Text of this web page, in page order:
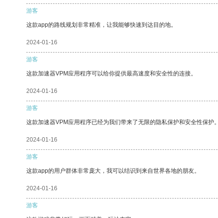
游客
这款app的路线规划非常精准，让我能够快速到达目的地。
2024-01-16
游客
这款加速器VPM应用程序可以给你提供最高速度和安全性的连接。
2024-01-16
游客
这款加速器VPM应用程序已经为我们带来了无限的隐私保护和安全性保护
2024-01-16
游客
这款app的用户群体非常庞大，我可以结识到来自世界各地的朋友。
2024-01-16
游客